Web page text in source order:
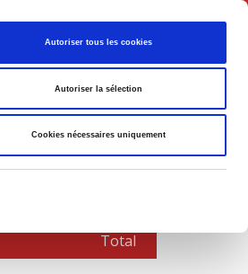
Autoriser tous les cookies
Autoriser la sélection
Cookies nécessaires uniquement
Total